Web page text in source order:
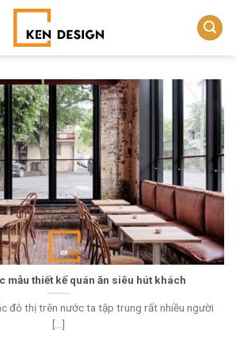
mẫu thiết kế quán ăn siêu hút khách
đô thị trên nước ta tập trung rất nhiều người
[...]